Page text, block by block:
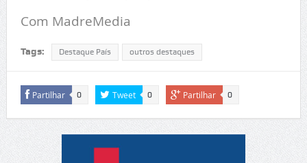
Com MadreMedia
Tags: Destaque País outros destaques
Partilhar 0 Tweet 0 Partilhar 0